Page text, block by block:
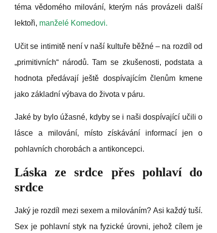
téma vědomého milování, kterým nás provázeli další
lektoři, manželé Komedovi.
Učit se intimitě není v naší kultuře běžné – na rozdíl od
„primitivních“ národů. Tam se zkušenosti, podstata a
hodnota předávají ještě dospívajícím členům kmene
jako základní výbava do života v páru.
Jaké by bylo úžasné, kdyby se i naši dospívající učili o
lásce a milování, místo získávání informací jen o
pohlavních chorobách a antikoncepci.
Láska ze srdce přes pohlaví do
srdce
Jaký je rozdíl mezi sexem a milováním? Asi každý tuší.
Sex je pohlavní styk na fyzické úrovni, jehož cílem je